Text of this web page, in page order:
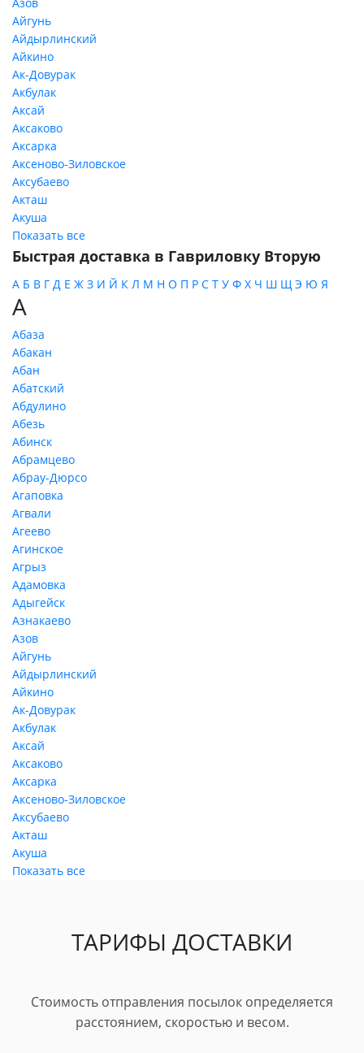
Айгунь
Айдырлинский
Айкино
Ак-Довурак
Акбулак
Аксай
Аксаково
Аксарка
Аксеново-Зиловское
Аксубаево
Акташ
Акуша
Показать все
Быстрая доставка в Гавриловку Вторую
А Б В Г Д Е Ж З И Й К Л М Н О П Р С Т У Ф Х Ч Ш Щ Э Ю Я
А
Абаза
Абакан
Абан
Абатский
Абдулино
Абезь
Абинск
Абрамцево
Абрау-Дюрсо
Агаповка
Агвали
Агеево
Агинское
Агрыз
Адамовка
Адыгейск
Азнакаево
Азов
Айгунь
Айдырлинский
Айкино
Ак-Довурак
Акбулак
Аксай
Аксаково
Аксарка
Аксеново-Зиловское
Аксубаево
Акташ
Акуша
Показать все
ТАРИФЫ ДОСТАВКИ
Стоимость отправления посылок определяется
расстоянием, скоростью и весом.